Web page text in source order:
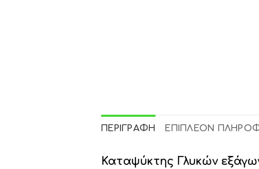
ΠΕΡΙΓΡΑΦΉ ΕΠΙΠΛΈΟΝ
Καταψύκτης Γλυκών